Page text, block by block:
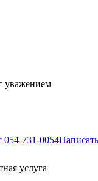
уважением
054-731-0054
услуга